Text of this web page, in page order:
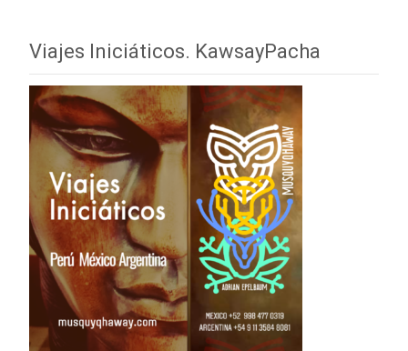
Viajes Iniciáticos. KawsayPacha